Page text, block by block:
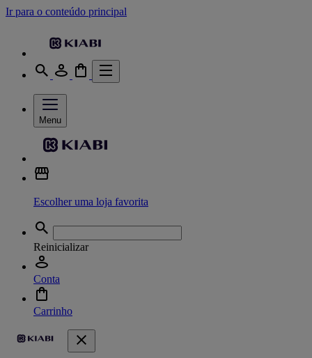
Ir para o conteúdo principal
Menu
Escolher uma loja favorita
Reinicializar
Conta
Carrinho